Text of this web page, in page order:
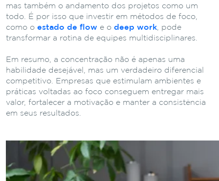
mas também o andamento dos projetos como um
todo. É por isso que investir em métodos de foco,
como o estado de flow e o deep work , pode
transformar a rotina de equipes multidisciplinares.
Em resumo, a concentração não é apenas uma
habilidade desejável, mas um verdadeiro diferencial
competitivo. Empresas que estimulam ambientes e
práticas voltadas ao foco conseguem entregar mais
valor, fortalecer a motivação e manter a consistência
em seus resultados.